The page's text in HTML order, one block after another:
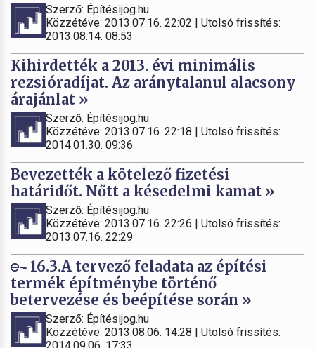
Szerző: Építésijog.hu
Közzétéve: 2013.07.16. 22:02 | Utolsó frissítés:
2013.08.14. 08:53
Kihirdették a 2013. évi minimális
rezsióradíjat. Az aránytalanul alacsony
árajánlat »
Szerző: Építésijog.hu
Közzétéve: 2013.07.16. 22:18 | Utolsó frissítés:
2014.01.30. 09:36
Bevezették a kötelező fizetési
határidőt. Nőtt a késedelmi kamat »
Szerző: Építésijog.hu
Közzétéve: 2013.07.16. 22:26 | Utolsó frissítés:
2013.07.16. 22:29
16.3.A tervező feladata az építési
termék építménybe történő
betervezése és beépítése során »
Szerző: Építésijog.hu
Közzétéve: 2013.08.06. 14:28 | Utolsó frissítés:
2014.09.06. 17:33